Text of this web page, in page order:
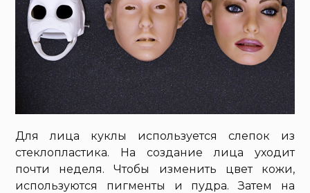
Для лица куклы используется слепок из
стеклопластика. На создание лица уходит
почти неделя. Чтобы изменить цвет кожи,
используются пигменты и пудра. Затем на